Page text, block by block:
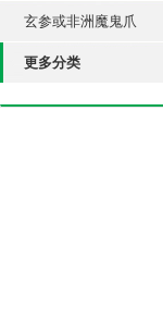
玄参或非洲魔鬼爪
更多分类